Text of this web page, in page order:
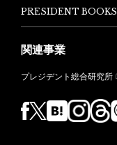
PRESIDENT BOOKS
関連事業
プレジデント総合研究所